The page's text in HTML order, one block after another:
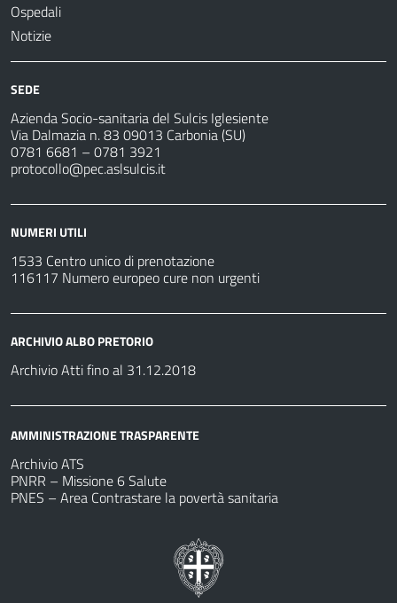
Ospedali
Notizie
SEDE
Azienda Socio-sanitaria del Sulcis Iglesiente
Via Dalmazia n. 83 09013 Carbonia (SU)
0781 6681 – 0781 3921
protocollo@pec.aslsulcis.it
NUMERI UTILI
1533 Centro unico di prenotazione
116117 Numero europeo cure non urgenti
ARCHIVIO ALBO PRETORIO
Archivio Atti fino al 31.12.2018
AMMINISTRAZIONE TRASPARENTE
Archivio ATS
PNRR – Missione 6 Salute
PNES – Area Contrastare la povertà sanitaria